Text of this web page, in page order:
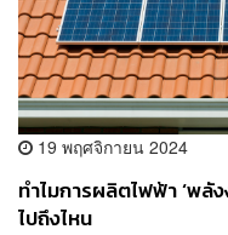
19 พฤศจิกายน 2024
ทำไมการผลิตไฟฟ้า ‘พลั
ไปถึงไหน